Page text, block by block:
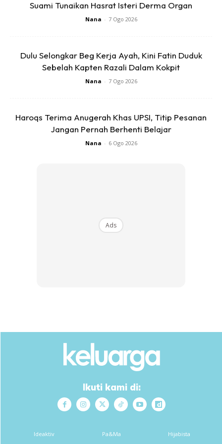
Selepas ibu bpaa ambil wuduk, ajar sekali anak cara
berwuduk. Bila setiap hari mereka dilatih, Insyaallah anak
Terdapat pelbagai cara untuk pastikan anak-anak
bersemangat untuk solat. Kita sebagai ibu bapa perlu
sejadah yang comel atau telekung khas.
Suami Tunaikan Hasrat Isteri Derma Organ
Nana - 7 Ogo 2026
Dulu Selongkar Beg Kerja Ayah, Kini Fatin Duduk
Sebelah Kapten Razali Dalam Kokpit
Nana - 7 Ogo 2026
Haroqs Terima Anugerah Khas UPSI, Titip Pesanan
Jangan Pernah Berhenti Belajar
Nana - 6 Ogo 2026
Ads
Ikuti kami di:
Ideaktiv Pa&Ma Hijabista